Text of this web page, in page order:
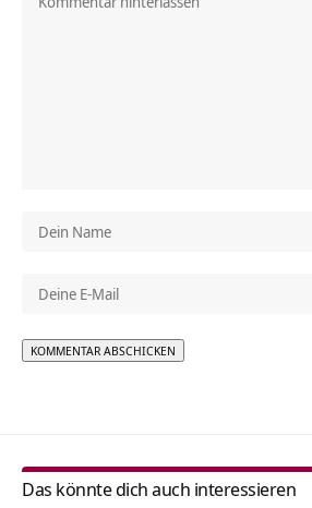
Das könnte dich auch interessieren